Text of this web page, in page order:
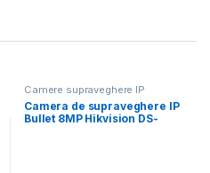
Camere supraveghere IP
Camera de supraveghere IP
Bullet 8MP Hikvision DS-